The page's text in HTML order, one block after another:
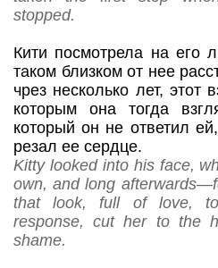
stopped.
Кити посмотрела на его
таком близком от нее
чрез несколько лет,
которым она тогда
который он не ответил
резал ее сердце.
Kitty looked into his face,
own, and long
that look, full of love,
response, cut her to the
shame.